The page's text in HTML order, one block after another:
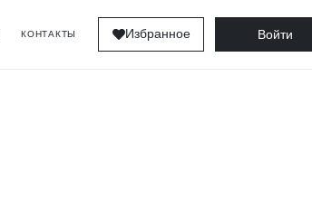
КОНТАКТЫ Избранное Войти